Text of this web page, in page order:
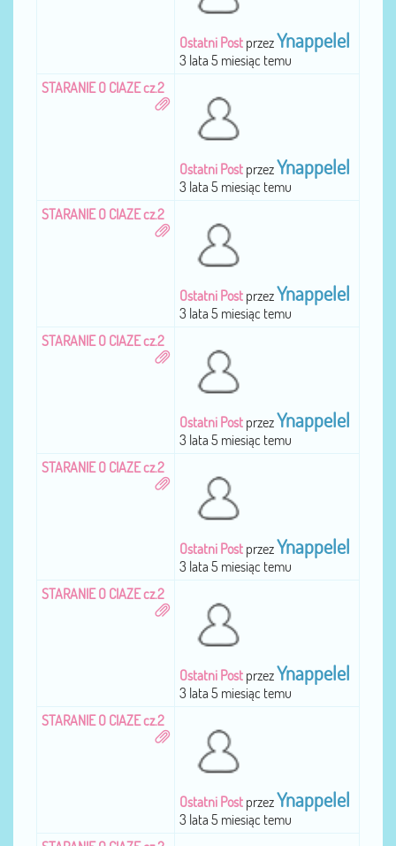
Ostatni Post przezYnappelel
3 lata 5 miesiąc temu
STARANIE O CIAZE cz.2
Ostatni Post przezYnappelel
3 lata 5 miesiąc temu
STARANIE O CIAZE cz.2
Ostatni Post przezYnappelel
3 lata 5 miesiąc temu
STARANIE O CIAZE cz.2
Ostatni Post przezYnappelel
3 lata 5 miesiąc temu
STARANIE O CIAZE cz.2
Ostatni Post przezYnappelel
3 lata 5 miesiąc temu
STARANIE O CIAZE cz.2
Ostatni Post przezYnappelel
3 lata 5 miesiąc temu
STARANIE O CIAZE cz.2
Ostatni Post przezYnappelel
3 lata 5 miesiąc temu